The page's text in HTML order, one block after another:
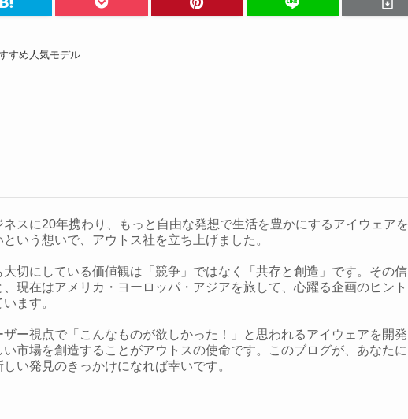
すめ人気モデル
ネスに20年携わり、もっと自由な発想で生活を豊かにするアイウェアを
という想いで、アウトス社を立ち上げました。
大切にしている価値観は「競争」ではなく「共存と創造」です。その信
、現在はアメリカ・ヨーロッパ・アジアを旅して、心躍る企画のヒント
ます。
ザー視点で「こんなものが欲しかった！」と思われるアイウェアを開発
い市場を創造することがアウトスの使命です。このブログが、あなたに
しい発見のきっかけになれば幸いです。